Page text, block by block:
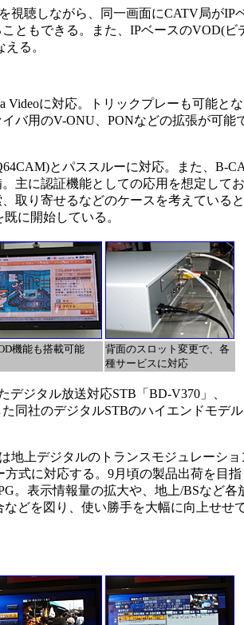
視聴しながら、同一画面にCATV局がIP
ともできる。また、IPベースのVOD(ビ
る。
Videoに対応。トリックプレーも可能と
バ用のV-ONU、PONなどの拡張が可能
とパススルーに対応。また、B-
主に認証機能としての応用を想定して
取り寄せるなどのケースを考えている
に開始している。
機能も搭載可能
背面のスロット変更で、各
種サービスに対応
ジタル放送対応STB「BD-V370」、
同社のデジタルSTBのハイエンドモデル
地上デジタルのトランスモジュレーショ
式に対応する。9月頃の製品出荷を目指
。表示情報量の拡大や、地上/BSなど各
どを図り、使い勝手を大幅に向上せせ